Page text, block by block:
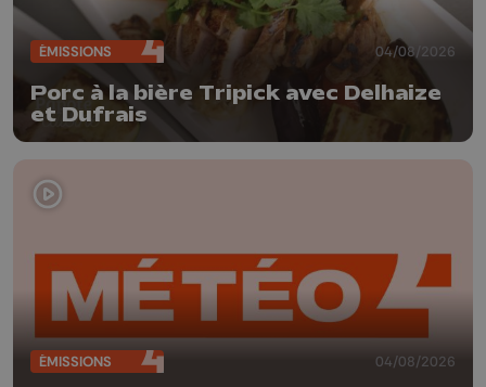
ÉMISSIONS 04/08/2026
Porc à la bière Tripick avec Delhaize
et Dufrais
ÉMISSIONS 04/08/2026